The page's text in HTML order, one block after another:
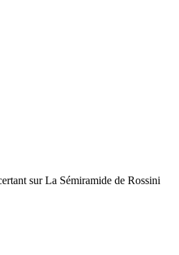
sur La Sémiramide de Rossini